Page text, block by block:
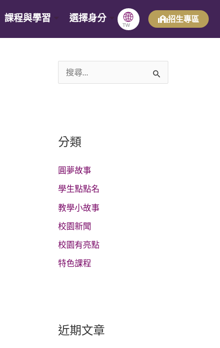
課程與學習 選擇身分 🌐
TW
招生專區
字
分類
圓夢故事
學生點點名
教學小故事
校園新聞
校園有亮點
特色課程
近期文章